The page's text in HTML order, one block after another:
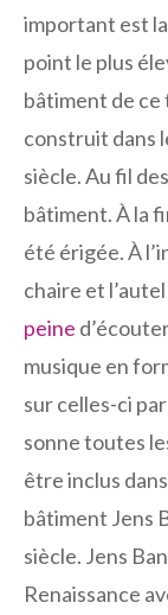
important est
point le plus
bâtiment de ce
construit dans
siècle. Au fil
bâtiment. À la
été érigée. À
chaire et
peine
musique en
sur celles-ci
sonne toutes
être inclus
bâtiment Jens
siècle. Jens
Renaissance